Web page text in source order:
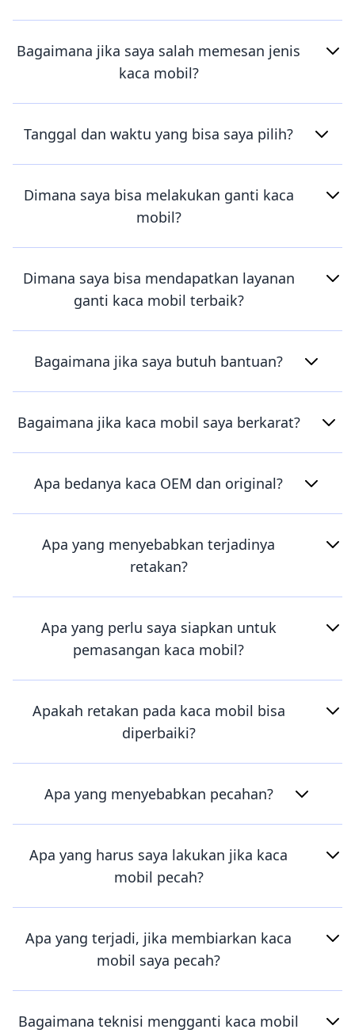
Bagaimana jika saya salah memesan jenis
kaca mobil?
Tanggal dan waktu yang bisa saya pilih?
Dimana saya bisa melakukan ganti kaca
mobil?
Dimana saya bisa mendapatkan layanan
ganti kaca mobil terbaik?
Bagaimana jika saya butuh bantuan?
Bagaimana jika kaca mobil saya berkarat?
Apa bedanya kaca OEM dan original?
Apa yang menyebabkan terjadinya
retakan?
Apa yang perlu saya siapkan untuk
pemasangan kaca mobil?
Apakah retakan pada kaca mobil bisa
diperbaiki?
Apa yang menyebabkan pecahan?
Apa yang harus saya lakukan jika kaca
mobil pecah?
Apa yang terjadi, jika membiarkan kaca
mobil saya pecah?
Bagaimana teknisi mengganti kaca mobil